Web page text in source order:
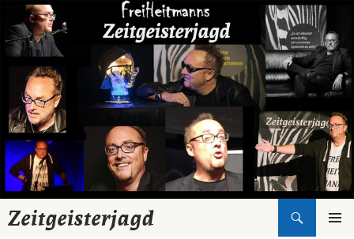
Zeitgeisterjagd
Suchen
Zum